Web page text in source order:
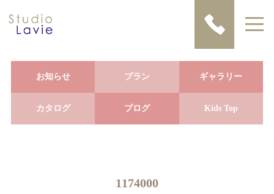
お知らせ プラン ギャラリー
カタログ ブログ Kids Top
1174000